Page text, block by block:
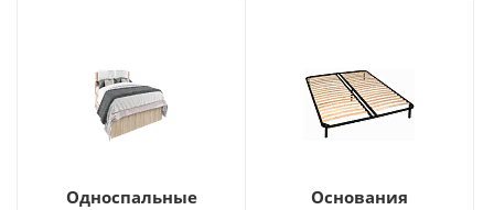
Односпальные
Основания